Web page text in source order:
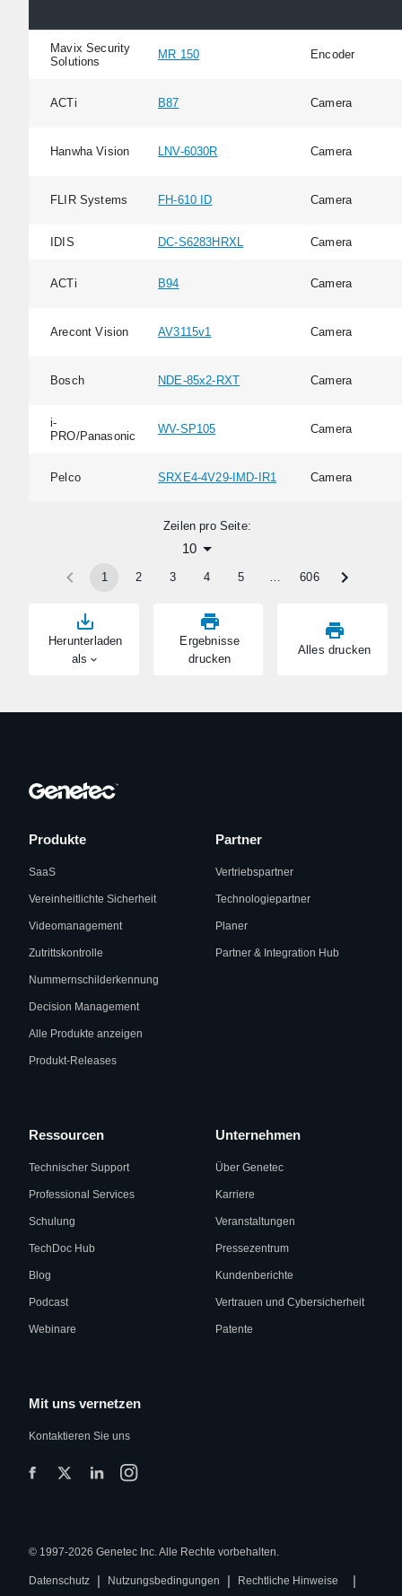
Herunterladen
als
Ergebnisse
drucken
Alles drucken
Mavix Security
Solutions
MR 150 Encoder
ACTi B87 Camera
Hanwha Vision LNV-6030R Camera
FLIR Systems FH-610 ID Camera
IDIS DC-S6283HRXL Camera
ACTi B94 Camera
Arecont Vision AV3115v1 Camera
Bosch NDE-85x2-RXT Camera
i-
PRO/Panasonic
WV-SP105 Camera
Pelco SRXE4-4V29-IMD-IR1 Camera
Zeilen pro Seite:
10
1 2 3 4 5 … 606
Produkte
SaaS
Vereinheitlichte Sicherheit
Videomanagement
Zutrittskontrolle
Nummernschilderkennung
Decision Management
Alle Produkte anzeigen
Produkt-Releases
Partner
Vertriebspartner
Technologiepartner
Planer
Partner & Integration Hub
Ressourcen
Technischer Support
Professional Services
Schulung
TechDoc Hub
Blog
Podcast
Webinare
Unternehmen
Über Genetec
Karriere
Veranstaltungen
Pressezentrum
Kundenberichte
Vertrauen und Cybersicherheit
Patente
Mit uns vernetzen
Kontaktieren Sie uns
© 1997-2026 Genetec Inc. Alle Rechte vorbehalten.
Datenschutz | Nutzungsbedingungen | Rechtliche Hinweise |